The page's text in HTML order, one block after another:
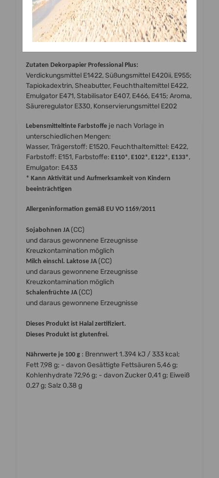
Sollten Sie Sonderwünsche oder Fragen haben …
nehmen sie doch bitte einfach mit uns Kontakt auf:
email: mwolf@wecs.eu
Zutaten Dekorpapier Professional Plus:
Verdickungsmittel E1422, Süßungsmittel E420ii, E955;
Tapiokadextrin, Sheabutter, Feuchthaltemittel E422,
Emulgator E471, Stabilisator E407, E466, E415; Aroma,
Säureregulator E330, Konservierungsmittel E202
Lebensmitteltinte Farbstoffe je nach Vorlage in
unterschiedlichen Mengen:
Wasser, Trägerstoff: E1520, Feuchthaltemittel: E422,
Farbstoff: E151, Farbstoffe: E110*, E102*, E122*, E133*,
Emulgator: E433
* Kann Aktivität und Aufmerksamkeit von Kindern
beeinträchtigen
Allergeninformation gemäß EU VO 1169/2011
Sojabohnen JA(CC)
und daraus gewonnene Erzeugnisse
Kreuzkontamination möglich
Milch einschl. Laktose JA(CC)
und daraus gewonnene Erzeugnisse
Kreuzkontamination möglich
Schalenfrüchte JA(CC)
und daraus gewonnene Erzeugnisse
Dieses Produkt ist Halal zertifiziert.
Dieses Produkt ist glutenfrei.
Nährwerte je 100 g : Brennwert 1.394 kJ / 333 kcal;
Fett 7,98 g; - davon Gesättigte Fettsäuren 5,46 g;
Kohlenhydrate 72,96 g; - davon Zucker 0,41 g; Eiweiß
0,27 g; Salz 0,38 g